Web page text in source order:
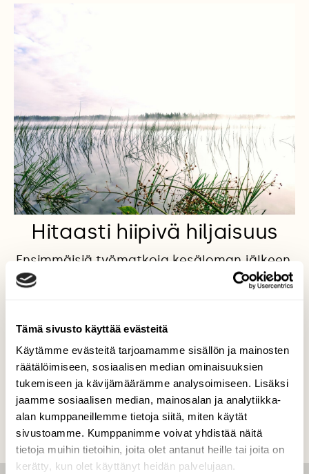
Tämä sivusto käyttää evästeitä
Käytämme evästeitä tarjoamamme sisällön ja mainosten
räätälöimiseen, sosiaalisen median ominaisuuksien
tukemiseen ja kävijämäärämme analysoimiseen. Lisäksi
jaamme sosiaalisen median, mainosalan ja analytiikka-
alan kumppaneillemme tietoja siitä, miten käytät
sivustoamme. Kumppanimme voivat yhdistää näitä
tietoja muihin tietoihin, joita olet antanut heille tai joita on
kerätty, kun olet käyttänyt heidän palvelujaan.
Hitaasti hiipivä hiljaisuus
Ensimmäisiä työmatkoja kesäloman jälkeen,
arki meinaa vyöryä päälle. Pysähdyn. Istun
rannalle ja rauha laskeutuu. Muistan tämän.
Kuvaaja: Maarit Toroskainen
Kilpailun etusivulle